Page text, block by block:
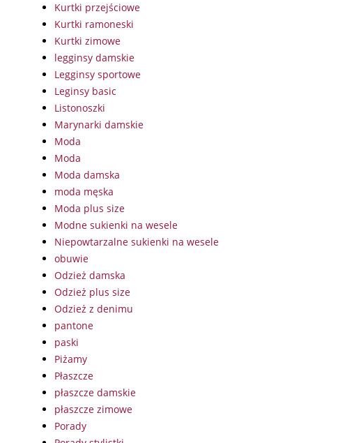
Kurtki przejściowe
Kurtki ramoneski
Kurtki zimowe
legginsy damskie
Legginsy sportowe
Leginsy basic
Listonoszki
Marynarki damskie
Moda
Moda
Moda damska
moda męska
Moda plus size
Modne sukienki na wesele
Niepowtarzalne sukienki na wesele
obuwie
Odzież damska
Odzież plus size
Odzież z denimu
pantone
paski
Piżamy
Płaszcze
płaszcze damskie
płaszcze zimowe
Porady